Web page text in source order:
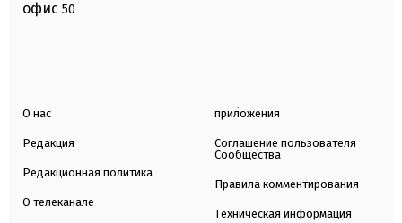
офис 50
О нас
Редакция
Редакционная политика
О телеканале
приложения
Соглашение пользователя
Сообщества
Правила комментирования
Техническая информация